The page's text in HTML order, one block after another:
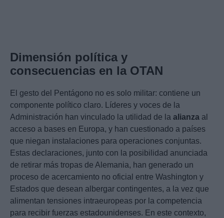
Dimensión política y
consecuencias en la OTAN
El gesto del Pentágono no es solo militar: contiene un
componente político claro. Líderes y voces de la
Administración han vinculado la utilidad de la alianza al
acceso a bases en Europa, y han cuestionado a países
que niegan instalaciones para operaciones conjuntas.
Estas declaraciones, junto con la posibilidad anunciada
de retirar más tropas de Alemania, han generado un
proceso de acercamiento no oficial entre Washington y
Estados que desean albergar contingentes, a la vez que
alimentan tensiones intraeuropeas por la competencia
para recibir fuerzas estadounidenses. En este contexto,